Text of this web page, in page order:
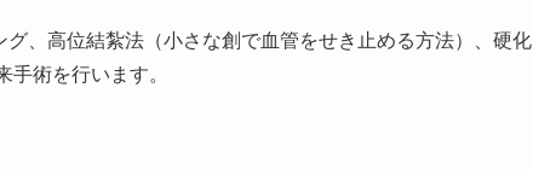
、高位結紮法（小さな創で血管をせき止める方法）、硬化
術を行います。